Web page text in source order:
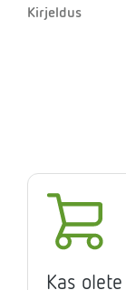
Kirjeldus
Kas